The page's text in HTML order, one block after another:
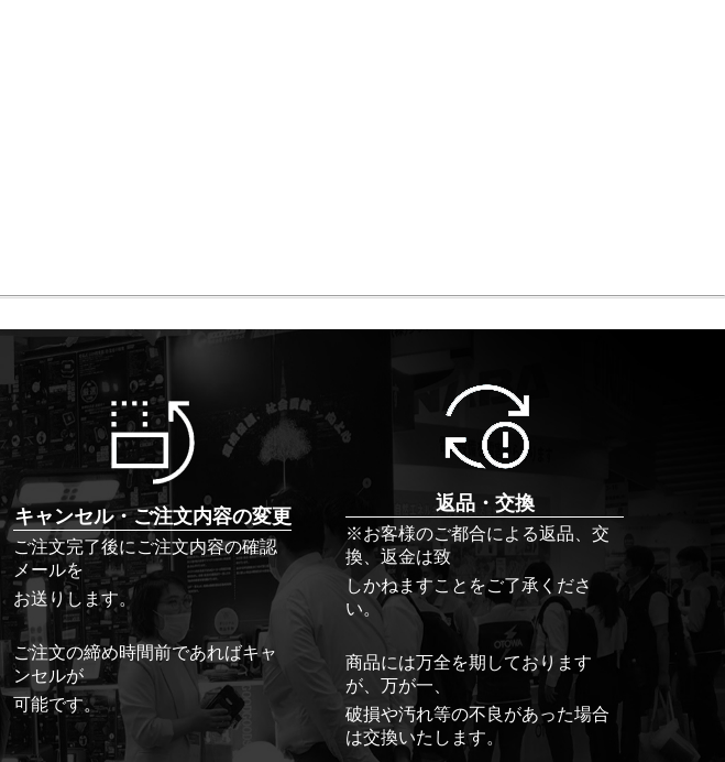
キャンセル・ご注文内容の変更
ご注文完了後にご注文内容の確認
メールを
お送りします。
ご注文の締め時間前であればキャ
ンセルが
可能です。
返品・交換
※お客様のご都合による返品、交
換、返金は致
しかねますことをご了承くださ
い。
商品には万全を期しております
が、万が一、
破損や汚れ等の不良があった場合
は交換いたします。